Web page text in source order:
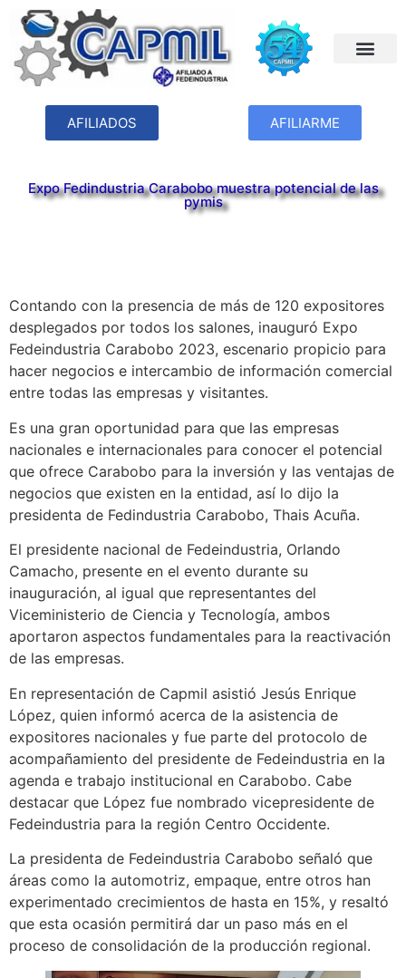
AFILIADOS AFILIARME
Expo Fedindustria Carabobo muestra potencial de las
pymis
Contando con la presencia de más de 120 expositores
desplegados por todos los salones, inauguró Expo
Fedeindustria Carabobo 2023, escenario propicio para
hacer negocios e intercambio de información comercial
entre todas las empresas y visitantes.
Es una gran oportunidad para que las empresas
nacionales e internacionales para conocer el potencial
que ofrece Carabobo para la inversión y las ventajas de
negocios que existen en la entidad, así lo dijo la
presidenta de Fedindustria Carabobo, Thais Acuña.
El presidente nacional de Fedeindustria, Orlando
Camacho, presente en el evento durante su
inauguración, al igual que representantes del
Viceministerio de Ciencia y Tecnología, ambos
aportaron aspectos fundamentales para la reactivación
de las empresas.
En representación de Capmil asistió Jesús Enrique
López, quien informó acerca de la asistencia de
expositores nacionales y fue parte del protocolo de
acompañamiento del presidente de Fedeindustria en la
agenda e trabajo institucional en Carabobo. Cabe
destacar que López fue nombrado vicepresidente de
Fedeindustria para la región Centro Occidente.
La presidenta de Fedeindustria Carabobo señaló que
áreas como la automotriz, empaque, entre otros han
experimentado crecimientos de hasta en 15%, y resaltó
que esta ocasión permitirá dar un paso más en el
proceso de consolidación de la producción regional.